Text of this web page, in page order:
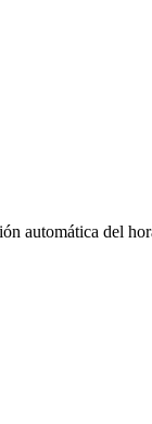
automática del